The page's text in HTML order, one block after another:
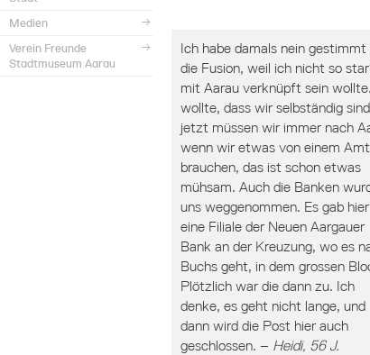
Medien
Verein Freunde
Stadtmuseum Aarau
Ich habe damals nein
die Fusion, weil ich nicht so
mit Aarau verknüpft sein
wollte, dass wir selbständig
jetzt müssen wir immer nach
wenn wir etwas von einem Amt
brauchen, das ist schon etwas
mühsam. Auch die Banken
uns weggenommen. Es gab hier
eine Filiale der Neuen Aargauer
Bank an der Kreuzung, wo es
Buchs geht, in dem grossen
Plötzlich war die dann zu. Ich
denke, es geht nicht lange, und
dann wird die Post hier auch
geschlossen. – Heidi, 56 J.